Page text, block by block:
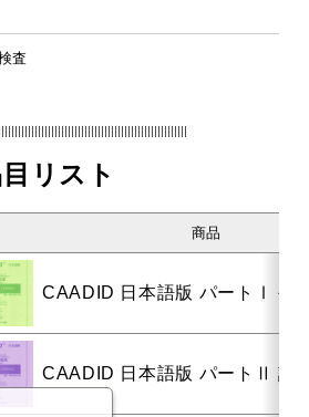
査
リスト
商品
CAADID 日本語版 パートⅠ 生
CAADID 日本語版 パートⅡ 診
係
ジ
ついてリンク集